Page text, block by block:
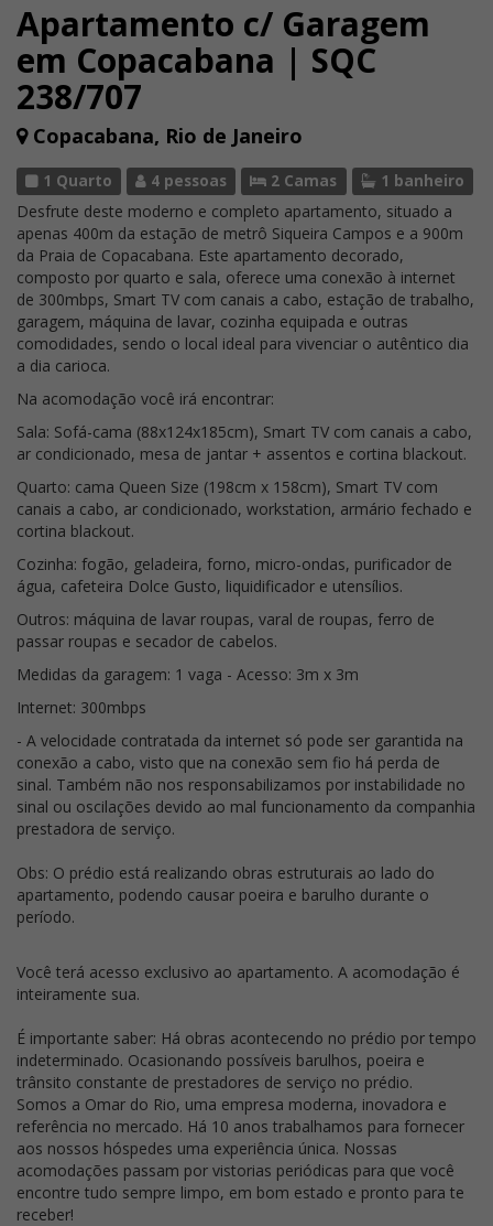
Apartamento c/ Garagem
em Copacabana | SQC
238/707
Copacabana, Rio de Janeiro
1 Quarto 4 pessoas 2 Camas 1 banheiro
Desfrute deste moderno e completo apartamento, situado a
apenas 400m da estação de metrô Siqueira Campos e a 900m
da Praia de Copacabana. Este apartamento decorado,
composto por quarto e sala, oferece uma conexão à internet
de 300mbps, Smart TV com canais a cabo, estação de trabalho,
garagem, máquina de lavar, cozinha equipada e outras
comodidades, sendo o local ideal para vivenciar o autêntico dia
a dia carioca.
Na acomodação você irá encontrar:
Sala: Sofá-cama (88x124x185cm), Smart TV com canais a cabo,
ar condicionado, mesa de jantar + assentos e cortina blackout.
Quarto: cama Queen Size (198cm x 158cm), Smart TV com
canais a cabo, ar condicionado, workstation, armário fechado e
cortina blackout.
Cozinha: fogão, geladeira, forno, micro-ondas, purificador de
água, cafeteira Dolce Gusto, liquidificador e utensílios.
Outros: máquina de lavar roupas, varal de roupas, ferro de
passar roupas e secador de cabelos.
Medidas da garagem: 1 vaga - Acesso: 3m x 3m
Internet: 300mbps
- A velocidade contratada da internet só pode ser garantida na
conexão a cabo, visto que na conexão sem fio há perda de
sinal. Também não nos responsabilizamos por instabilidade no
sinal ou oscilações devido ao mal funcionamento da companhia
prestadora de serviço.
Obs: O prédio está realizando obras estruturais ao lado do
apartamento, podendo causar poeira e barulho durante o
período.
Você terá acesso exclusivo ao apartamento. A acomodação é
inteiramente sua.
É importante saber: Há obras acontecendo no prédio por tempo
indeterminado. Ocasionando possíveis barulhos, poeira e
trânsito constante de prestadores de serviço no prédio.
Somos a Omar do Rio, uma empresa moderna, inovadora e
referência no mercado. Há 10 anos trabalhamos para fornecer
aos nossos hóspedes uma experiência única. Nossas
acomodações passam por vistorias periódicas para que você
encontre tudo sempre limpo, em bom estado e pronto para te
receber!